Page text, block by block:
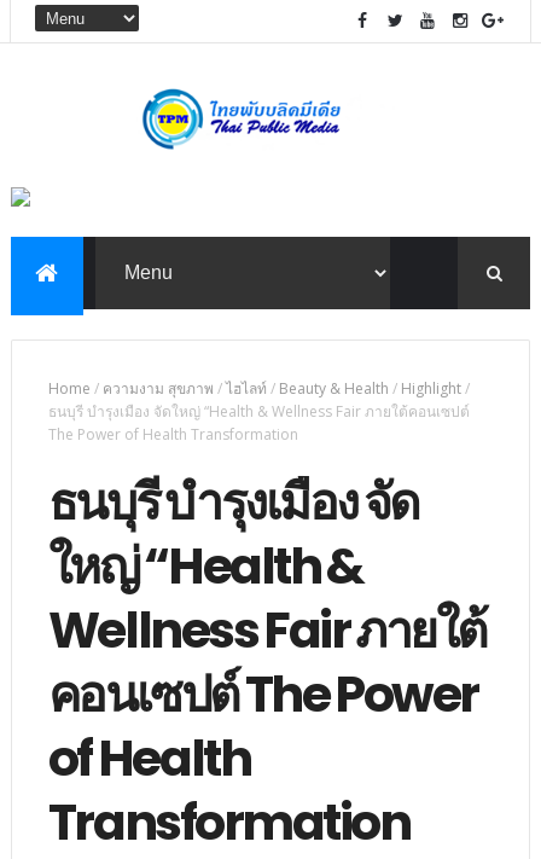
Home / ความงาม สุขภาพ /ไฮไลท์ / Beauty & Health / Highlight/
ธนบุรี บำรุงเมือง จัดใหญ่ “Health & Wellness Fair ภายใต้คอนเซปต์
The Power of Health Transformation
ธนบุรี บำรุงเมือง จัด
ใหญ่ “Health &
Wellness Fair ภายใต้
คอนเซปต์ The Power
of Health
Transformation